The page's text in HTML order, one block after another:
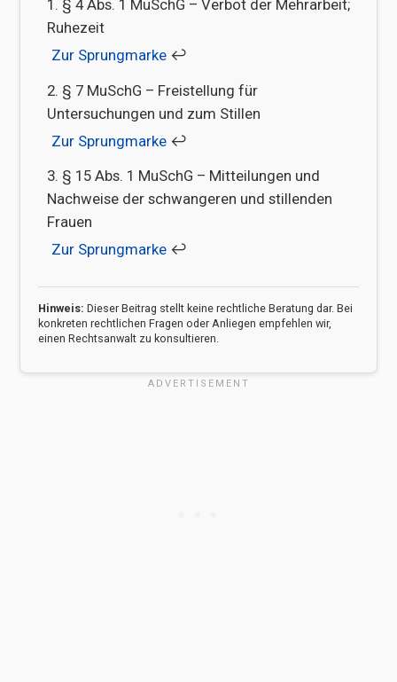
§ 4 Abs. 1 MuSchG – Verbot der Mehrarbeit;
Ruhezeit
↩︎
§ 7 MuSchG – Freistellung für
Untersuchungen und zum Stillen
↩︎
§ 15 Abs. 1 MuSchG – Mitteilungen und
Nachweise der schwangeren und stillenden
Frauen
↩︎
Hinweis: Dieser Beitrag stellt keine rechtliche Beratung dar. Bei
konkreten rechtlichen Fragen oder Anliegen empfehlen wir,
einen Rechtsanwalt zu konsultieren.